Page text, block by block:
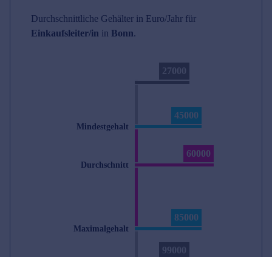
Durchschnittliche Gehälter in Euro/Jahr für
Einkaufsleiter/in in Bonn.
27000
45000
Mindestgehalt
60000
Durchschnitt
85000
Maximalgehalt
99000